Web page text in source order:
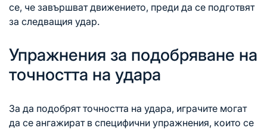
се, че завършват движението, преди да се подготвят
за следващия удар.
Упражнения за подобряване на
точността на удара
За да подобрят точността на удара, играчите могат
да се ангажират в специфични упражнения, които се